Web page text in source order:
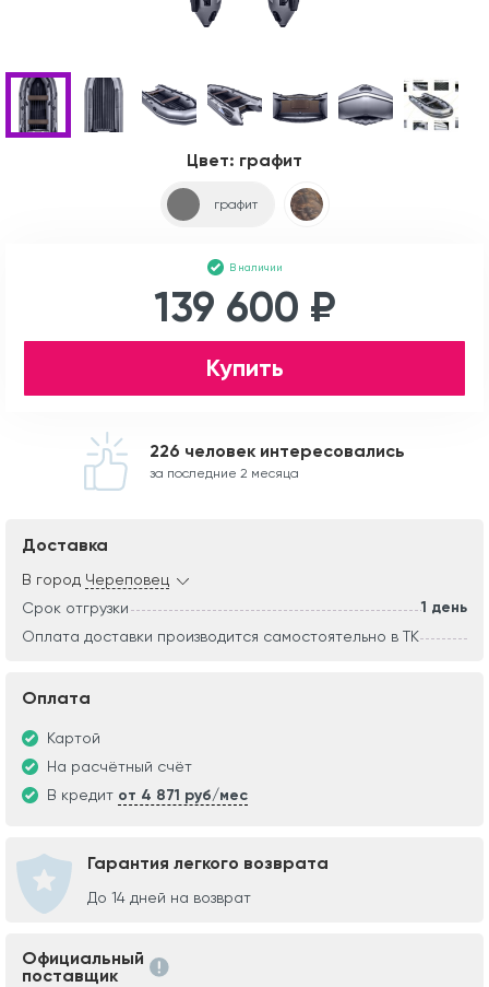
Цвет: графит
графит
В наличии
139 600 ₽
Купить
226 человек интересовались
за последние 2 месяца
Доставка
В город Череповец
Срок отгрузки
1 день
Оплата доставки производится самостоятельно в ТК
Оплата
Картой
На расчётный счёт
В кредит от 4 871 руб/мес
Гарантия легкого возврата
До 14 дней на возврат
Официальный
поставщик